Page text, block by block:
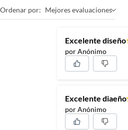
Ordenar por: Mejores evaluaciones
Excelente diseño
por Anónimo
Excelente diaeño
por Anónimo